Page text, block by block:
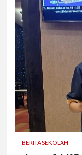
BERITA SEKOLAH